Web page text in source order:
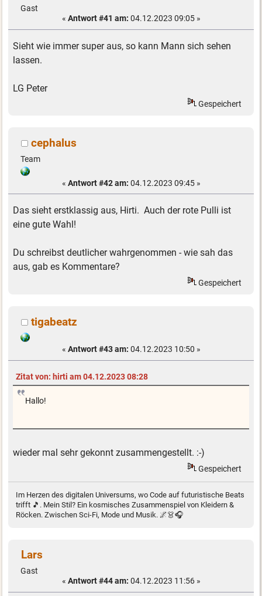
Gast
« Antwort #41 am: 04.12.2023 09:05 »
Sieht wie immer super aus, so kann Mann sich sehen
lassen.
LG Peter
Gespeichert
cephalus
Team
« Antwort #42 am: 04.12.2023 09:45 »
Das sieht erstklassig aus, Hirti. Auch der rote Pulli ist
eine gute Wahl!
Du schreibst deutlicher wahrgenommen - wie sah das
aus, gab es Kommentare?
Gespeichert
tigabeatz
« Antwort #43 am: 04.12.2023 10:50 »
Zitat von: hirti am 04.12.2023 08:28
Hallo!
wieder mal sehr gekonnt zusammengestellt. :-)
Gespeichert
Im Herzen des digitalen Universums, wo Code auf futuristische Beats
trifft 🎵. Mein Stil? Ein kosmisches Zusammenspiel von Kleidern &
Röcken. Zwischen Sci-Fi, Mode und Musik. 🌌👗🎧
Lars
Gast
« Antwort #44 am: 04.12.2023 11:56 »